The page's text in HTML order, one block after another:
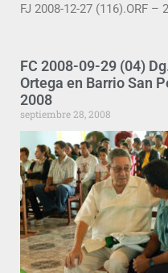
FJ 2008-12-27 (116).ORF –
FC 2008-09-29 (04)
Ortega en Barrio San
2008
septiembre 28, 2008